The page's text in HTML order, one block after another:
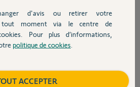
Vous les trouverez donc dans la notice de
nous allons avoir besoin du modèle
d'avis ou retirer votre
tout moment via le centre de
Pour plus d’informations,
politique de cookies
ACCEPTER